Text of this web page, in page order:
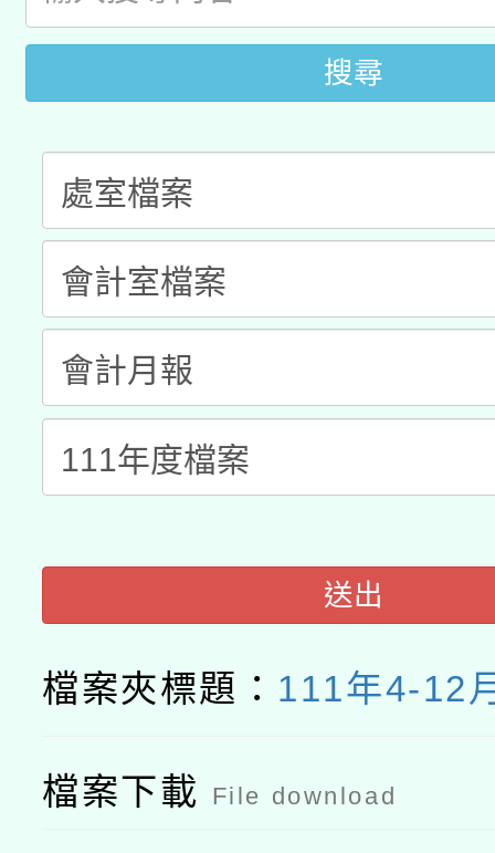
礎課程
A3數位素養講師名單
「數位內容與教學軟
pilot」
薪期間赴陸應申請許可
轉知經濟部水利署委託
業技術研究院辦理「
用水績優單位及節水達
動」
115年8月22日(星期六
桃園市孔廟祈福系列
開 智慧啟航」
2026年桃園地景藝術
搜尋
送出
檔案夾標題： 111年4-12
檔案下載 File download